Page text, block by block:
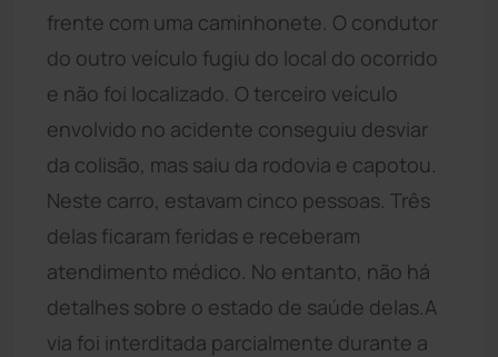
frente com uma caminhonete. O condutor
do outro veículo fugiu do local do ocorrido
e não foi localizado. O terceiro veículo
envolvido no acidente conseguiu desviar
da colisão, mas saiu da rodovia e capotou.
Neste carro, estavam cinco pessoas. Três
delas ficaram feridas e receberam
atendimento médico. No entanto, não há
detalhes sobre o estado de saúde delas.A
via foi interditada parcialmente durante a